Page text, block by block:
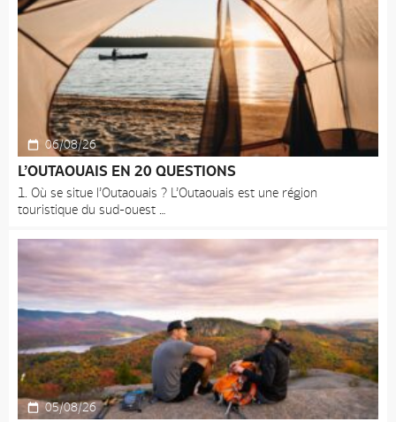
06/08/26
L’OUTAOUAIS EN 20 QUESTIONS
1. Où se situe l’Outaouais ? L’Outaouais est une région
touristique du sud-ouest
05/08/26